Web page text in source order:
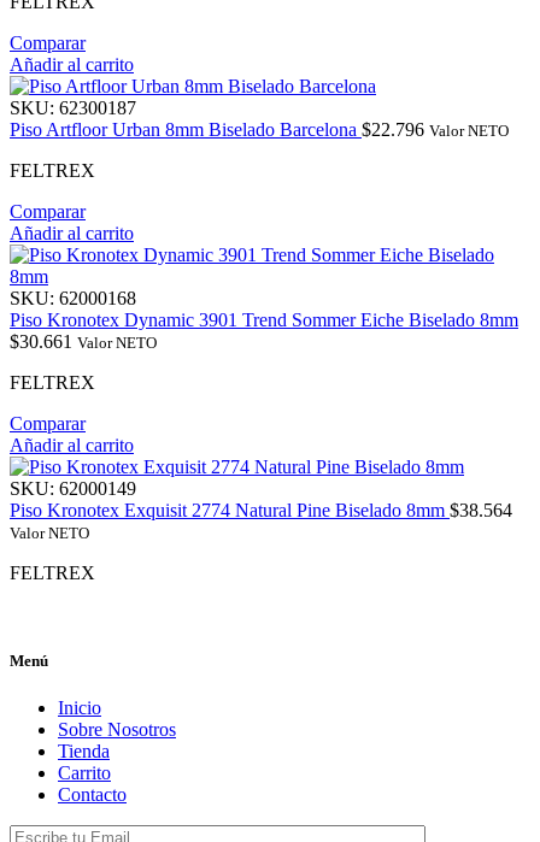
Comparar
Añadir al carrito
SKU: 62300187
Piso Artfloor Urban 8mm Biselado Barcelona $22.796 Valor NETO
FELTREX
Comparar
Añadir al carrito
SKU: 62000168
Piso Kronotex Dynamic 3901 Trend Sommer Eiche Biselado 8mm
$30.661 Valor NETO
FELTREX
Comparar
Añadir al carrito
SKU: 62000149
Piso Kronotex Exquisit 2774 Natural Pine Biselado 8mm $38.564
Valor NETO
FELTREX
Menú
Inicio
Sobre Nosotros
Tienda
Carrito
Contacto